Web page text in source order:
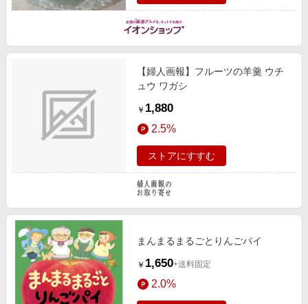
【婦人画報】フルーツの羊羹 ウチ
ュウ ワガシ
￥ 1,880
2.5%
ストアにすすむ
まんまるまるごとりんごパイ
￥ 1,650+送料固定
2.0%